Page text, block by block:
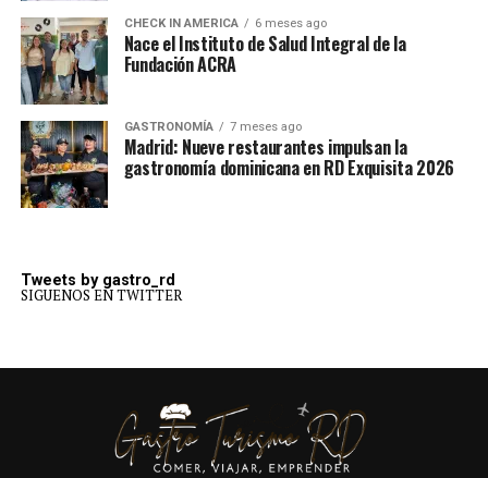
CHECK IN AMERICA 6 meses ago
Nace el Instituto de Salud Integral de la
Fundación ACRA
GASTRONOMÍA 7 meses ago
Madrid: Nueve restaurantes impulsan la
gastronomía dominicana en RD Exquisita 2026
Tweets by gastro_rd
SIGUENOS EN TWITTER